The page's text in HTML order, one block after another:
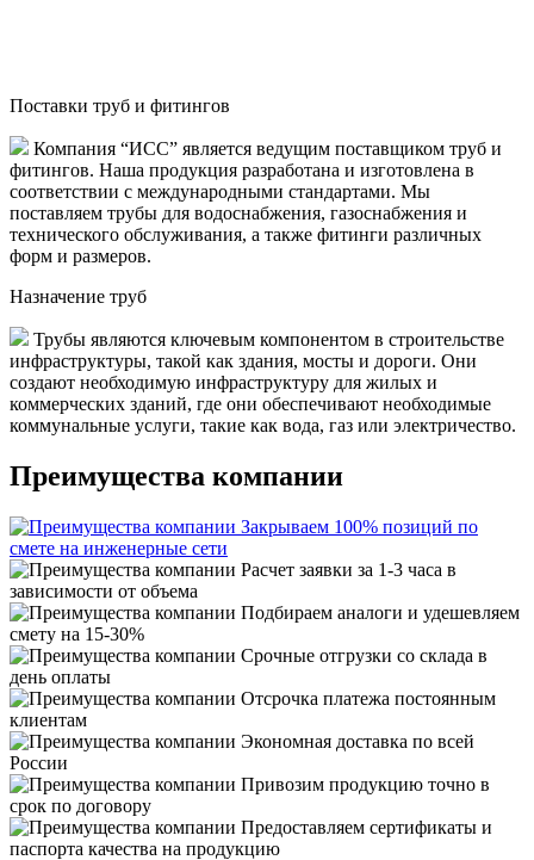
Поставки труб и фитингов
Компания “ИСС” является ведущим поставщиком труб и
фитингов. Наша продукция разработана и изготовлена в
соответствии с международными стандартами. Мы
поставляем трубы для водоснабжения, газоснабжения и
технического обслуживания, а также фитинги различных
форм и размеров.
Назначение труб
Трубы являются ключевым компонентом в строительстве
инфраструктуры, такой как здания, мосты и дороги. Они
создают необходимую инфраструктуру для жилых и
коммерческих зданий, где они обеспечивают необходимые
коммунальные услуги, такие как вода, газ или электричество.
Преимущества компании
Закрываем 100% позиций по
смете на инженерные сети
Расчет заявки за 1-3 часа в
зависимости от объема
Подбираем аналоги и удешевляем
смету на 15-30%
Срочные отгрузки со склада в
день оплаты
Отсрочка платежа постоянным
клиентам
Экономная доставка по всей
России
Привозим продукцию точно в
срок по договору
Предоставляем сертификаты и
паспорта качества на продукцию